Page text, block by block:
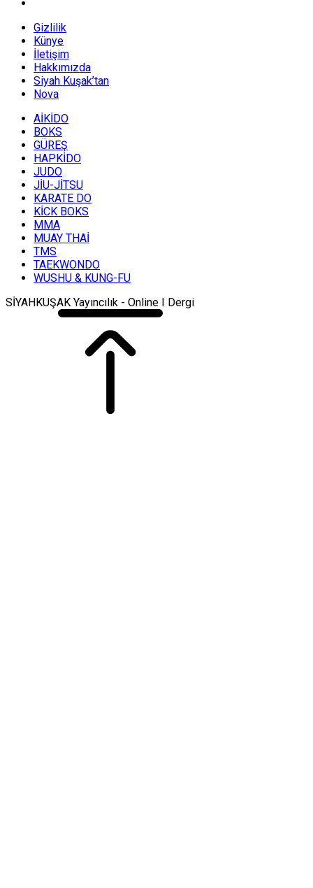
Gizlilik
Künye
İletişim
Hakkımızda
Siyah Kuşak’tan
Nova
AİKİDO
BOKS
GÜREŞ
HAPKİDO
JUDO
JİU-JİTSU
KARATE DO
KİCK BOKS
MMA
MUAY THAİ
TMS
TAEKWONDO
WUSHU & KUNG-FU
SİYAHKUŞAK Yayıncılık - Online I Dergi